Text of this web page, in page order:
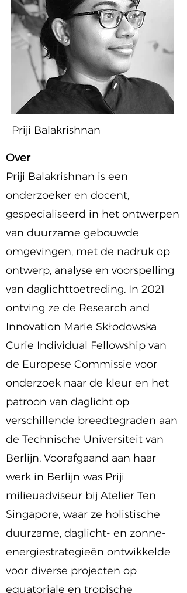
Priji Balakrishnan
Over
Priji Balakrishnan is een
onderzoeker en docent,
gespecialiseerd in het ontwerpen
van duurzame gebouwde
omgevingen, met de nadruk op
ontwerp, analyse en voorspelling
van daglichttoetreding. In 2021
ontving ze de Research and
Innovation Marie Skłodowska-
Curie Individual Fellowship van
de Europese Commissie voor
onderzoek naar de kleur en het
patroon van daglicht op
verschillende breedtegraden aan
de Technische Universiteit van
Berlijn. Voorafgaand aan haar
werk in Berlijn was Priji
milieuadviseur bij Atelier Ten
Singapore, waar ze holistische
duurzame, daglicht- en zonne-
energiestrategieën ontwikkelde
voor diverse projecten op
equatoriale en tropische